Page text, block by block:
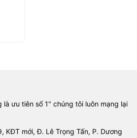
là ưu tiên số 1" chúng tôi luôn mạng lại
KĐT mới, Đ. Lê Trọng Tấn, P. Dương